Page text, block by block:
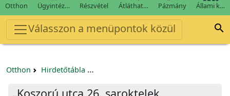
Otthon Ügyintéz… Részvétel Átláthat… Pázmány Állami k…
Válasszon a menüpontok közül 
Otthon Hirdetőtábla